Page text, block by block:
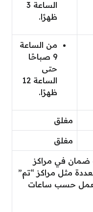
الساعة 3
ظهرًا.
من الساعة
9 صباحًا
حتى
الساعة 12
ظهرًا.
مغلق
مغلق
ضمان في مراكز
مثل مراكز “تم”
حسب ساعات